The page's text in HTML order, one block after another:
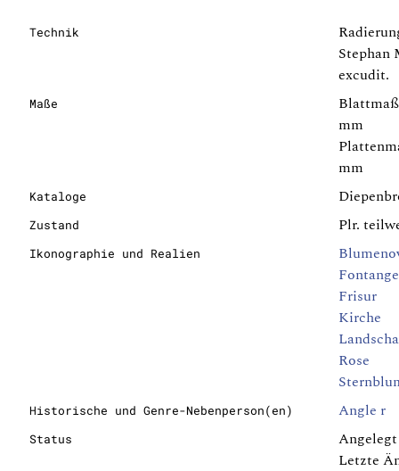
Technik
Stephan
excudit.
Maße
mm
mm
Kataloge
Zustand Plr.
Ikonographie und Realien
Fontange
Frisur
Kirche
Rose
Historische und Genre-Nebenperson(en) Angle r
Status
Angelegt
Letzte